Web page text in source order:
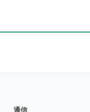
通信